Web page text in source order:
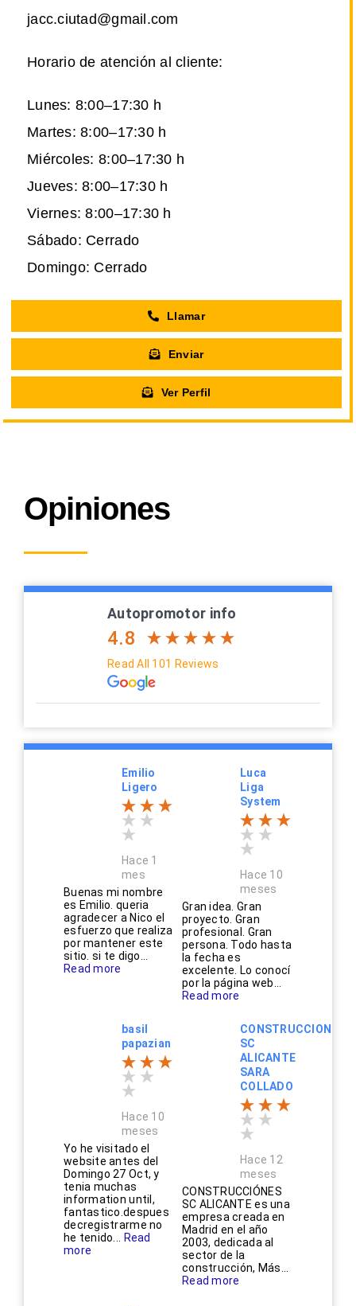
jacc.ciutad@gmail.com
Horario de atención al cliente:
Lunes: 8:00–17:30 h
Martes: 8:00–17:30 h
Miércoles: 8:00–17:30 h
Jueves: 8:00–17:30 h
Viernes: 8:00–17:30 h
Sábado: Cerrado
Domingo: Cerrado
Llamar
Enviar
Ver Perfil
Opiniones
Autopromotor info
4.8
Read All 101 Reviews
Emilio
Ligero
Hace 1
mes
Buenas mi nombre
es Emilio. queria
agradecer a Nico el
esfuerzo que realiza
por mantener este
sitio. si te digo...
Read more
Luca
Liga
System
Hace 10
meses
Gran idea. Gran
proyecto. Gran
profesional. Gran
persona. Todo hasta
la fecha es
excelente. Lo conocí
por la página web...
Read more
basil
papazian
Hace 10
meses
Yo he visitado el
website antes del
Domingo 27 Oct, y
tenia muchas
information until,
fantastico.despues
decregistrarme no
he tenido...
Read
more
CONSTRUCCIONES
SC
ALICANTE
SARA
COLLADO
Hace 12
meses
CONSTRUCCIÓNES
SC ALICANTE es una
empresa creada en
Madrid en el año
2003, dedicada al
sector de la
construcción, Más...
Read more